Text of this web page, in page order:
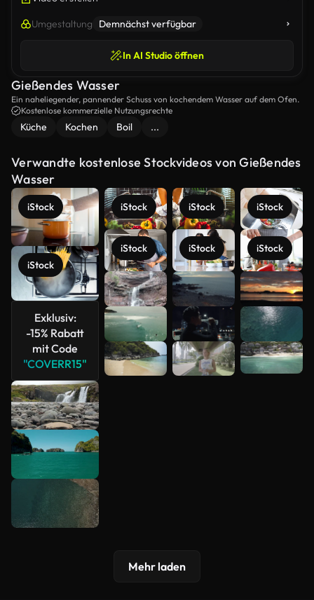
Umgestaltung Demnächst verfügbar
In AI Studio öffnen
Gießendes Wasser
Ein naheliegender, pannender Schuss von kochendem Wasser auf dem Ofen.
Kostenlose kommerzielle Nutzungsrechte
Küche Kochen Boil ...
Verwandte kostenlose Stockvideos von Gießendes
Wasser
iStock
iStock
Exklusiv:
-15% Rabatt
mit Code
"COVERR15"
iStock
iStock
iStock
iStock
iStock
iStock
Mehr
anzeigen
Mehr laden